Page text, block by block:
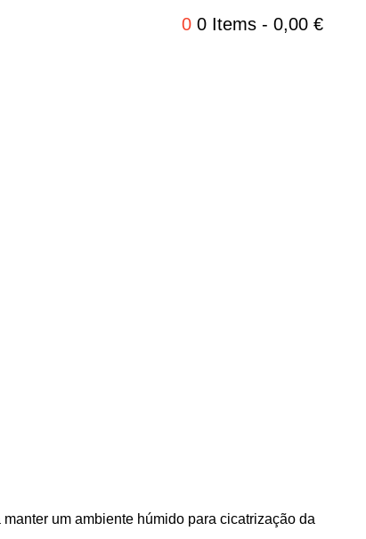
0 0 Items- 0,00 €
um ambiente húmido para cicatrização da